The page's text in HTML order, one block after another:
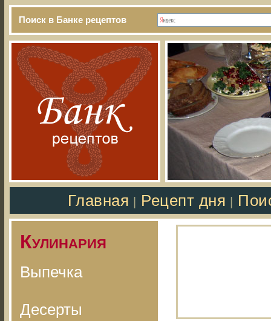
Поиск в Банке рецептов
Главная Рецепт дня
Кулинария
Выпечка
Десерты